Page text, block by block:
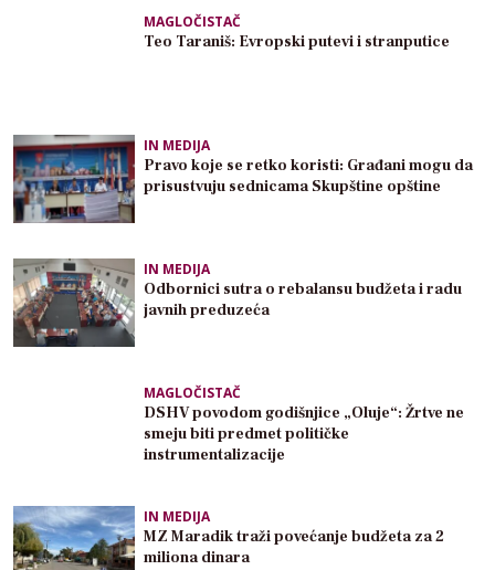
MAGLOČISTAČ
Teo Taraniš: Evropski putevi i stranputice
IN MEDIJA
Pravo koje se retko koristi: Građani mogu da
prisustvuju sednicama Skupštine opštine
IN MEDIJA
Odbornici sutra o rebalansu budžeta i radu
javnih preduzeća
MAGLOČISTAČ
DSHV povodom godišnjice „Oluje“: Žrtve ne
smeju biti predmet političke
instrumentalizacije
IN MEDIJA
MZ Maradik traži povećanje budžeta za 2
miliona dinara